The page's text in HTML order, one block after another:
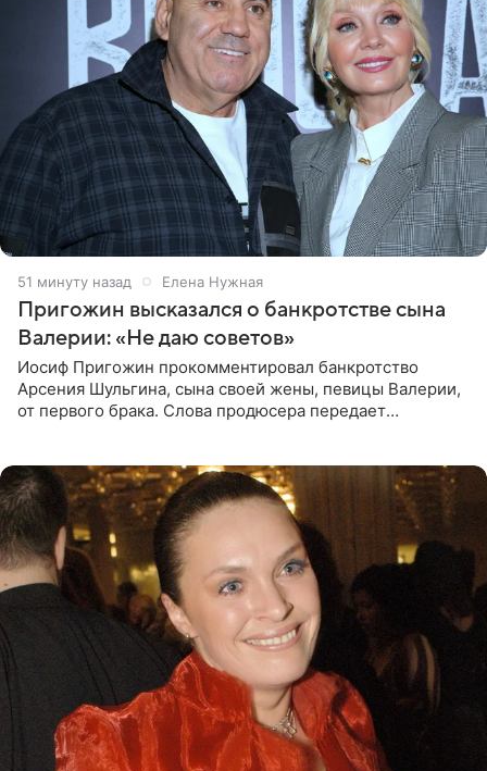
51 минуту назад Елена Нужная
Пригожин высказался о банкротстве сына
Валерии: «Не даю советов»
Иосиф Пригожин прокомментировал банкротство
Арсения Шульгина, сына своей жены, певицы Валерии,
от первого брака. Слова продюсера передает